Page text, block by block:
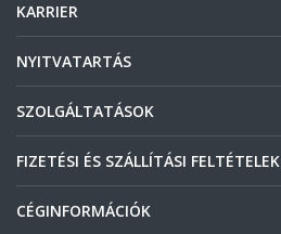
KARRIER
NYITVATARTÁS
SZOLGÁLTATÁSOK
FIZETÉSI ÉS SZÁLLÍTÁSI FELTÉTELEK
CÉGINFORMÁCIÓK